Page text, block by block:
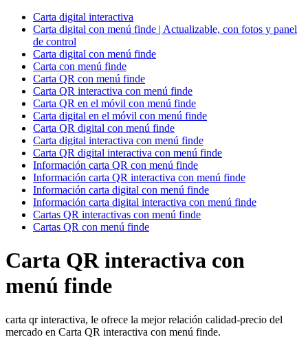
Carta digital interactiva
Carta digital con menú finde | Actualizable, con fotos y panel
de control
Carta digital con menú finde
Carta con menú finde
Carta QR con menú finde
Carta QR interactiva con menú finde
Carta QR en el móvil con menú finde
Carta digital en el móvil con menú finde
Carta QR digital con menú finde
Carta digital interactiva con menú finde
Carta QR digital interactiva con menú finde
Información carta QR con menú finde
Información carta QR interactiva con menú finde
Información carta digital con menú finde
Información carta digital interactiva con menú finde
Cartas QR interactivas con menú finde
Cartas QR con menú finde
Carta QR interactiva con
menú finde
carta qr interactiva, le ofrece la mejor relación calidad-precio del
mercado en Carta QR interactiva con menú finde.